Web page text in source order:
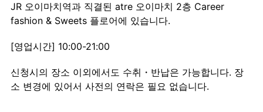
JR 오이마치역과 직결된 atre 오이마치 2층 Career
fashion & Sweets 플로어에 있습니다.
[영업시간] 10:00-21:00
신청시의 장소 이외에서도 수취・반납은 가능합니다. 장
소 변경에 있어서 사전의 연락은 필요 없습니다.